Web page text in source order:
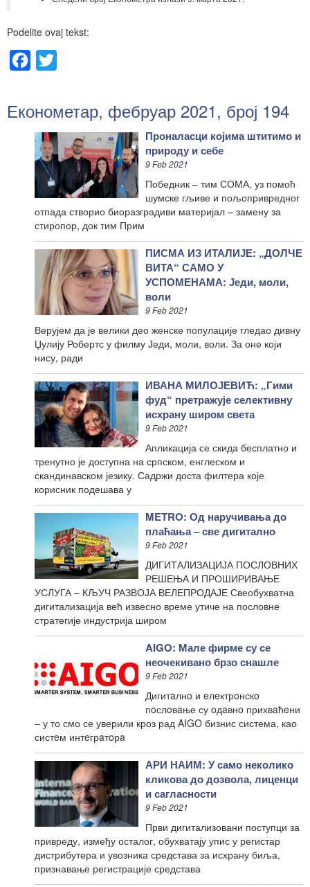
Podelite ovaj tekst:
Facebook
Економетар, фебруар 2021, број 194
Проналасци којима штитимо и
природу и себе
9 Feb 2021
Победник – тим СОМА, уз помоћ
шумске гљиве и пољопривредног
отпада створио биоразградиви материјал – замену за
стиропор, док тим Прим
ПИСМА ИЗ ИТАЛИЈЕ: „ДОЛЧЕ
ВИТА“ САМО У
УСПОМЕНАМА: Једи, моли,
воли
9 Feb 2021
Верујем да је велики део женске популације гледао дивну
Џулију Робертс у филму Једи, моли, воли. За оне који
нису, ради
ИВАНА МИЛОЈЕВИЋ: „Гими
фуд“ претражује селективну
исхрану широм света
9 Feb 2021
Апликација се скида бесплатно и
тренутно је доступна на српском, енглеском и
скандинавском језику. Садржи доста филтера које
корисник подешава у
METRO: Од наручивања до
плаћања – све дигитално
9 Feb 2021
ДИГИТАЛИЗАЦИЈА ПОСЛОВНИХ
РЕШЕЊА И ПРОШИРИВАЊЕ
УСЛУГА – КЉУЧ РАЗВОЈА ВЕЛЕПРОДАЈЕ Свеобухватна
дигитализација већ извесно време утиче на пословне
стратегије индустрија широм
AIGO: Мале фирме су се
неочекивано брзо снашле
9 Feb 2021
Дигитaлнo и eлeктрoнскo
пoслoвaње су oдaвнo прихвaћeни
– у то смо се уверили кроз рад AIGO бизнис система, као
систeм интeгрaтoрa
АРИ НАИМ: У само неколико
кликова до дозвола, лиценци
и сагласности
9 Feb 2021
Први дигитализовани поступци за
привреду, између осталог, обухватају упис у регистар
дистрибутера и увозника средстава за исхрану биља,
признавање регистрације средстава